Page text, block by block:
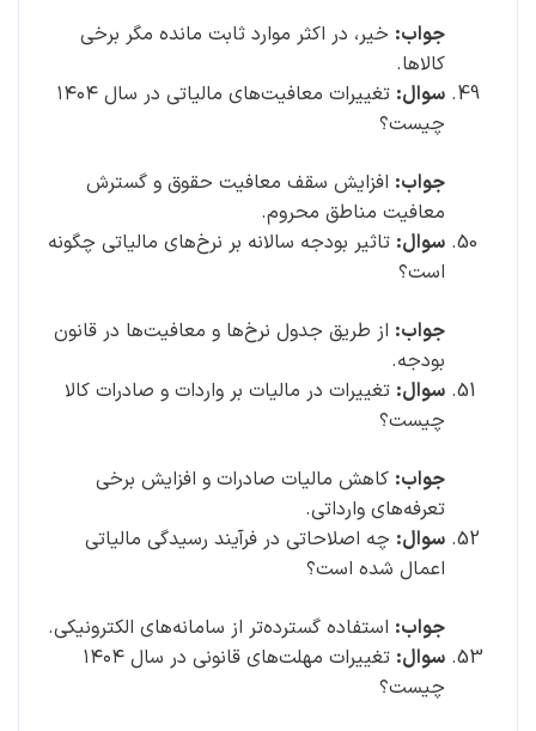
جواب: خیر، در اکثر موارد ثابت مانده مگر برخی
کالاها.
سوال:
تغییرات معافیت‌های مالیاتی در سال ۱۴۰۴
چیست؟
جواب: افزایش سقف معافیت حقوق و گسترش
معافیت مناطق محروم.
سوال: تاثیر بودجه سالانه بر نرخ‌های مالیاتی چگونه
است؟
جواب: از طریق جدول نرخ‌ها و معافیت‌ها در قانون
بودجه.
سوال: تغییرات در مالیات بر واردات و صادرات کالا
چیست؟
جواب: کاهش مالیات صادرات و افزایش برخی
تعرفه‌های وارداتی.
سوال: چه اصلاحاتی در فرآیند رسیدگی مالیاتی
اعمال شده است؟
جواب: استفاده گسترده‌تر از سامانه‌های الکترونیکی.
سوال:
تغییرات مهلت‌های قانونی در سال ۱۴۰۴
چیست؟